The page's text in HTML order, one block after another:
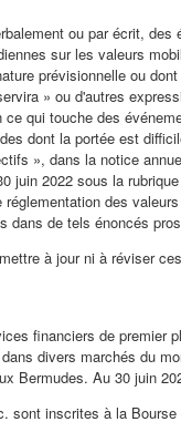
ou par écrit,
sur les valeurs
prévisionnelle ou
» ou d'autres
qui touche des
dont la portée est
», dans la notice
juin 2022 sous la
des
dans de tels énoncés
à jour ni à réviser
financiers de
divers marchés du
Bermudes. Au 30 juin
sont inscrites à la Bourse